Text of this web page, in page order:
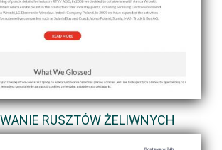
RUSZTÓW ŻELIWNYCH